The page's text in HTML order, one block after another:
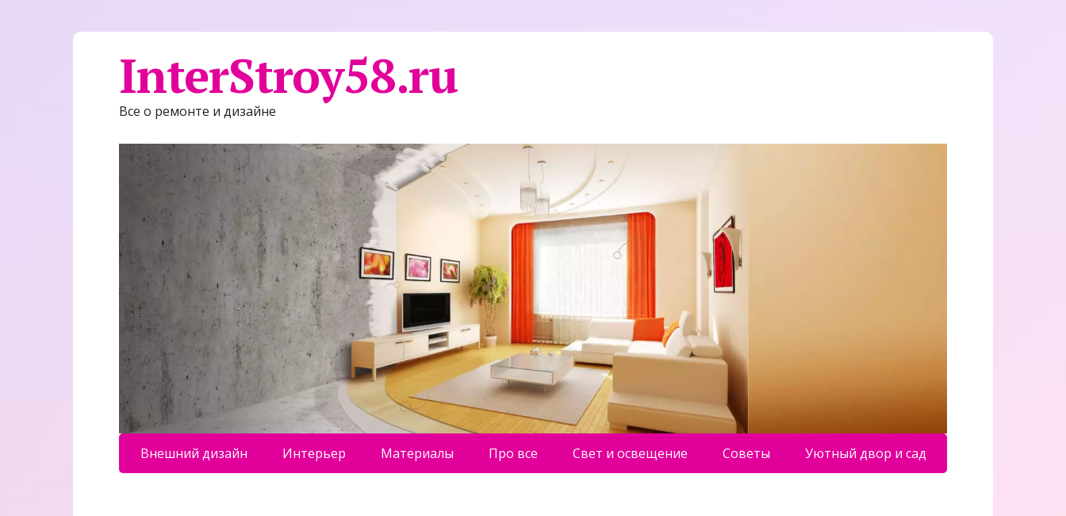
InterStroy58.ru
Все о ремонте и дизайне
Внешний дизайн Интерьер Материалы Про все Свет и освещение Советы Уютный двор и сад